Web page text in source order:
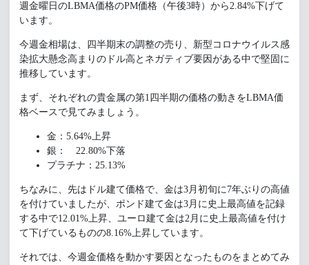
週金曜日のLBMA価格のPM価格（午後3時）から2.84%下げて
います。
今週金相場は、四半期末の調整の売り、新型コロナウイルス感
染拡大懸念高まりのドル高とネガティブ要因がある中で堅固に
推移しています。
まず、それぞれの貴金属の第1四半期の価格の動きをLBMA価
格ベースで見てみましょう。
金：5.64%上昇
銀： 22.80%下落
プラチナ：25.13%
ちなみに、先はドル建て価格で、金は3月初旬に7年ぶりの高値
を付けていましたが、ポンド建て金は3月に史上最高値を記録
する中で12.01%上昇、ユーロ建て金は2月に史上最高値を付け
て下げているものの8.16%上昇しています。
それでは、今週金価格を動かす要因となったものをまとめてみ